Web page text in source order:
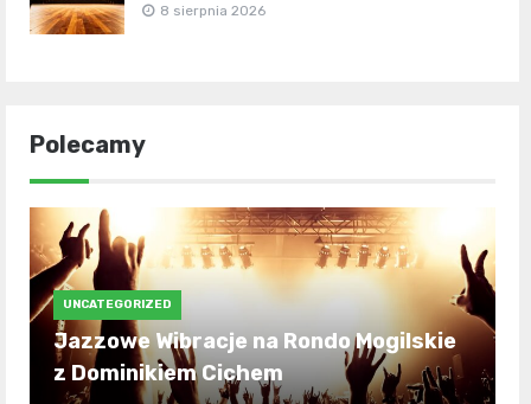
8 sierpnia 2026
Polecamy
UNCATEGORIZED
Jazzowe Wibracje na Rondo Mogilskie
z Dominikiem Cichem